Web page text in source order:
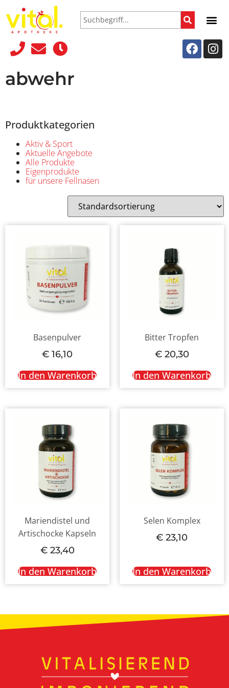
abwehr
Produktkategorien
Aktiv & Sport
Aktuelle Angebote
Alle Produkte
Eigenprodukte
für unsere Fellnasen
Basenpulver
€ 16,10
In den Warenkorb
Bitter Tropfen
€20,30
In den Warenkorb
Mariendistel und
Artischocke Kapseln
€23,40
In den Warenkorb
Selen Komplex
€ 23,10
In den Warenkorb